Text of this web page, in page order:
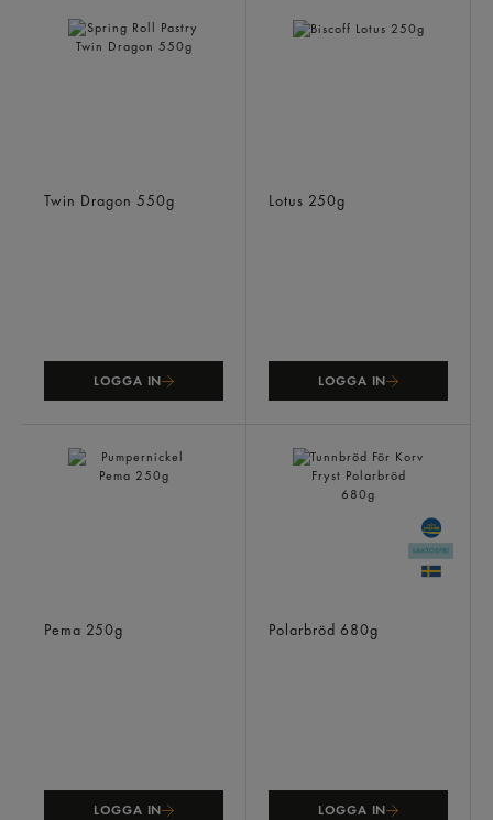
Twin Dragon 550g
LOGGA IN
Lotus 250g
LOGGA IN
Pema 250g
LOGGA IN
Polarbröd 680g
LOGGA IN